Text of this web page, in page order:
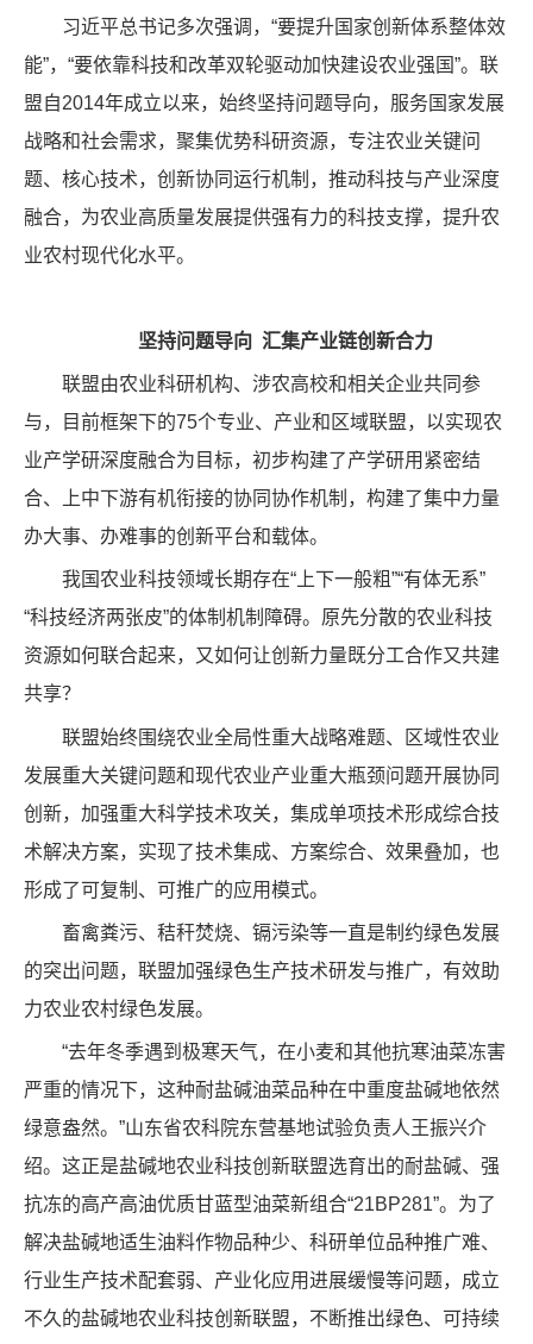
习近平总书记多次强调，“要提升国家创新体系整体效
能”，“要依靠科技和改革双轮驱动加快建设农业强国”。联
盟自2014年成立以来，始终坚持问题导向，服务国家发展
战略和社会需求，聚集优势科研资源，专注农业关键问
题、核心技术，创新协同运行机制，推动科技与产业深度
融合，为农业高质量发展提供强有力的科技支撑，提升农
业农村现代化水平。
坚持问题导向 汇集产业链创新合力
联盟由农业科研机构、涉农高校和相关企业共同参
与，目前框架下的75个专业、产业和区域联盟，以实现农
业产学研深度融合为目标，初步构建了产学研用紧密结
合、上中下游有机衔接的协同协作机制，构建了集中力量
办大事、办难事的创新平台和载体。
我国农业科技领域长期存在“上下一般粗”“有体无系”
“科技经济两张皮”的体制机制障碍。原先分散的农业科技
资源如何联合起来，又如何让创新力量既分工合作又共建
共享？
联盟始终围绕农业全局性重大战略难题、区域性农业
发展重大关键问题和现代农业产业重大瓶颈问题开展协同
创新，加强重大科学技术攻关，集成单项技术形成综合技
术解决方案，实现了技术集成、方案综合、效果叠加，也
形成了可复制、可推广的应用模式。
畜禽粪污、秸秆焚烧、镉污染等一直是制约绿色发展
的突出问题，联盟加强绿色生产技术研发与推广，有效助
力农业农村绿色发展。
“去年冬季遇到极寒天气，在小麦和其他抗寒油菜冻害
严重的情况下，这种耐盐碱油菜品种在中重度盐碱地依然
绿意盎然。”山东省农科院东营基地试验负责人王振兴介
绍。这正是盐碱地农业科技创新联盟选育出的耐盐碱、强
抗冻的高产高油优质甘蓝型油菜新组合“21BP281”。为了
解决盐碱地适生油料作物品种少、科研单位品种推广难、
行业生产技术配套弱、产业化应用进展缓慢等问题，成立
不久的盐碱地农业科技创新联盟，不断推出绿色、可持续